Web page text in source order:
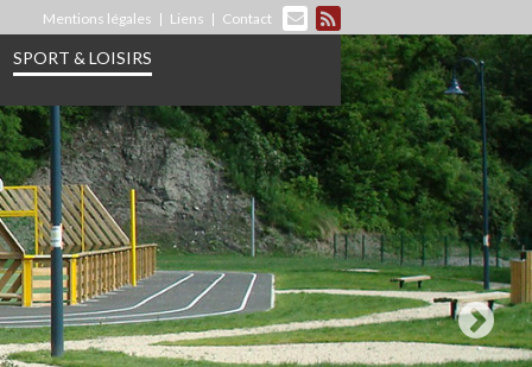
Mentions légales Liens Contact
SPORT & LOISIRS